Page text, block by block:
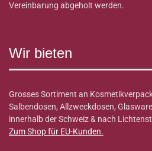
Vereinbarung abgeholt werden.
Wir bieten
Grosses Sortiment an
Salbendosen, Allzweckdosen,
innerhalb der Schweiz & nach
Zum Shop für EU-Kunden.